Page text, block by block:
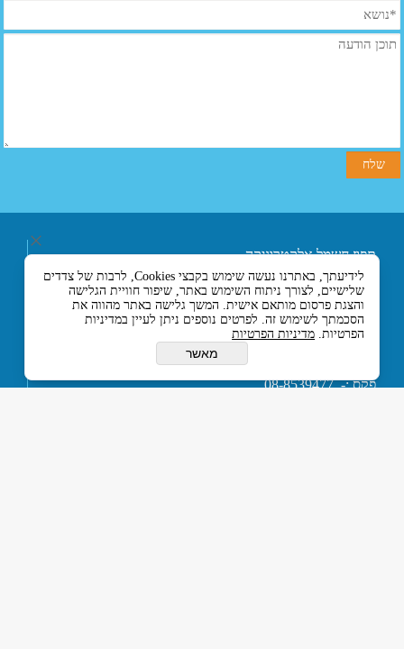
תפוז חשמל אלקטרוניקה
ובקרה בע"מ
רחוב אליעזר בן הורקנוס 5
אזור התעשייה הצפוני,
כניסה מרחוב המסגר, לוד
7129330 ישראל
פקס :- 08-8539477
לידיעתך, באתרנו נעשה שימוש בקבצי Cookies, לרבות של צדדים
שלישיים, לצורך ניתוח השימוש באתר, שיפור חוויית הגלישה
והצגת פרסום מותאם אישית. המשך גלישה באתר מהווה את
הסכמתך לשימוש זה. לפרטים נוספים ניתן לעיין במדיניות
הפרטיות. מדיניות הפרטיות
מאשר